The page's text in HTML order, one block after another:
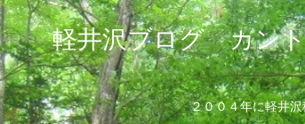
軽井沢ブログ カン
２００４年に軽井